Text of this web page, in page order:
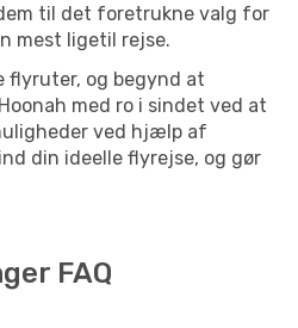
til det foretrukne valg for
mest ligetil rejse.
flyruter, og begynd at
med ro i sindet ved at
ved hjælp af
din ideelle flyrejse, og gør
FAQ